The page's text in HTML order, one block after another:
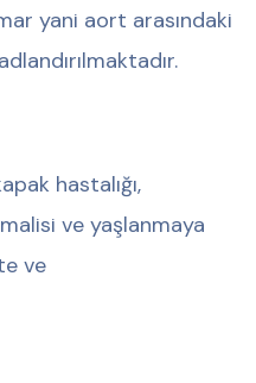
yani aort arasındaki
hastalığı,
ve yaşlanmaya
ve